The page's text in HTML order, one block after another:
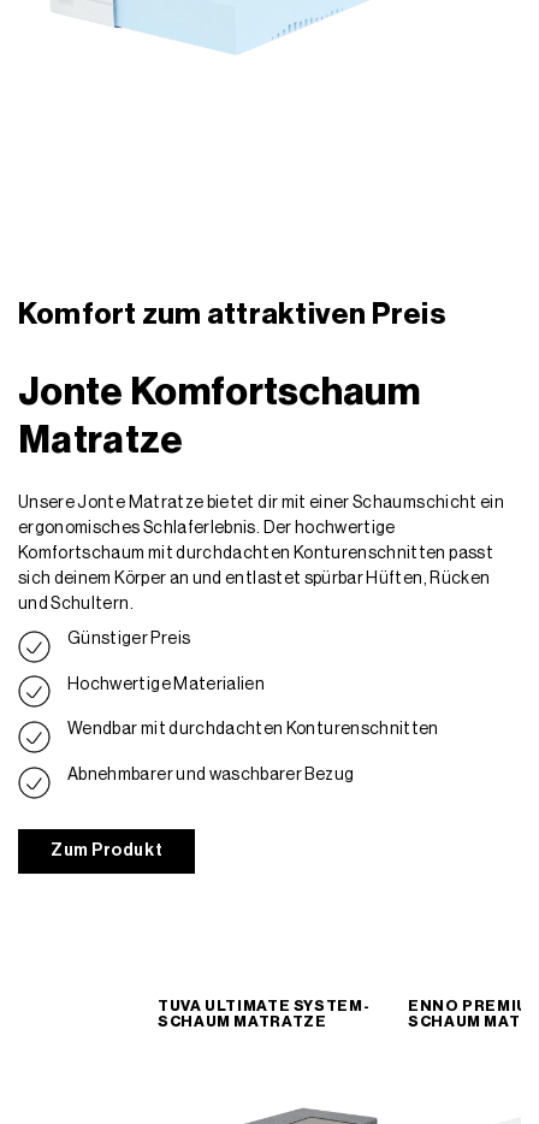
Komfort zum attraktiven Preis
Jonte Komfortschaum
Matratze
Unsere Jonte Matratze bietet dir mit einer Schaumschicht ein
ergonomisches Schlaferlebnis. Der hochwertige
Komfortschaum mit durchdachten Konturenschnitten passt
sich deinem Körper an und entlastet spürbar Hüften, Rücken
und Schultern.
Günstiger Preis
Hochwertige Materialien
Wendbar mit durchdachten Konturenschnitten
Abnehmbarer und waschbarer Bezug
Zum Produkt
TUVA ULTIMATE SYSTEM-
SCHAUM MATRATZE
ENNO
SCHAUM